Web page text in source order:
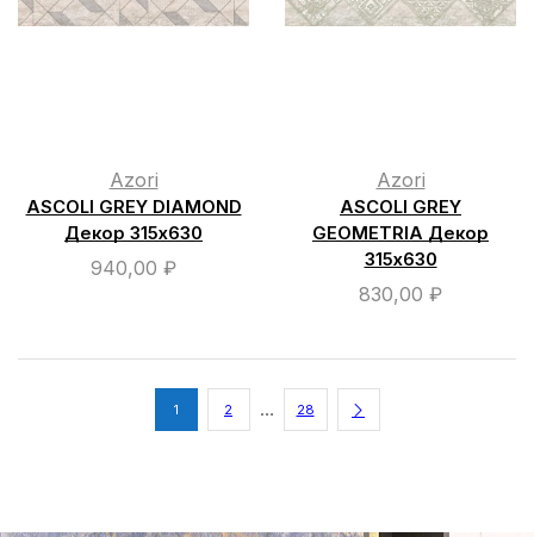
Azori
ASCOLI GREY DIAMOND
Декор 315х630
940,00 ₽
Azori
ASCOLI GREY
GEOMETRIA Декор
315х630
830,00 ₽
1 2 … 28